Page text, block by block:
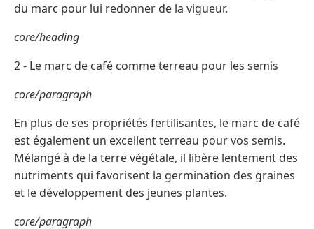
du marc pour lui redonner de la vigueur.
core/heading
2 - Le marc de café comme terreau pour les semis
core/paragraph
En plus de ses propriétés fertilisantes, le marc de café
est également un excellent terreau pour vos semis.
Mélangé à de la terre végétale, il libère lentement des
nutriments qui favorisent la germination des graines
et le développement des jeunes plantes.
core/paragraph